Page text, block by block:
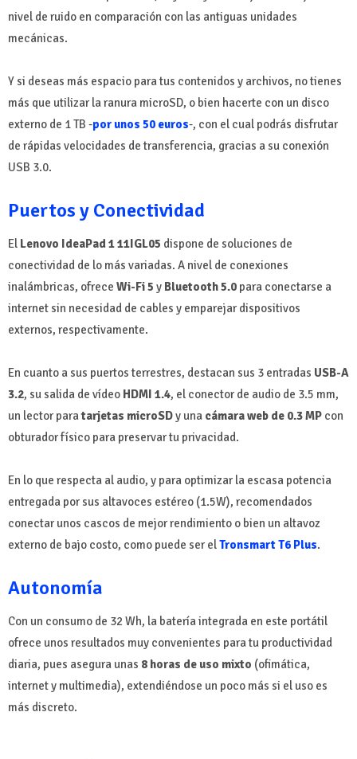
nivel de ruido en comparación con las antiguas unidades
mecánicas.
Y si deseas más espacio para tus contenidos y archivos, no tienes
más que utilizar la ranura microSD, o bien hacerte con un disco
externo de 1 TB -por unos 50 euros-, con el cual podrás disfrutar
de rápidas velocidades de transferencia, gracias a su conexión
USB 3.0.
Puertos y Conectividad
El Lenovo IdeaPad 1 11IGL05 dispone de soluciones de
conectividad de lo más variadas. A nivel de conexiones
inalámbricas, ofrece Wi-Fi 5 y Bluetooth 5.0 para conectarse a
internet sin necesidad de cables y emparejar dispositivos
externos, respectivamente.
En cuanto a sus puertos terrestres, destacan sus 3 entradas USB-A
3.2, su salida de vídeo HDMI 1.4, el conector de audio de 3.5 mm,
un lector paratarjetas microSDy una cámara web de 0.3 MP con
obturador físico para preservar tu privacidad.
En lo que respecta al audio, y para optimizar la escasa potencia
entregada por sus altavoces estéreo (1.5W), recomendados
conectar unos cascos de mejor rendimiento o bien un altavoz
externo de bajo costo, como puede ser elTronsmart T6 Plus.
Autonomía
Con un consumo de 32 Wh, la batería integrada en este portátil
ofrece unos resultados muy convenientes para tu productividad
diaria, pues asegura unas 8 horas de uso mixto (ofimática,
internet y multimedia), extendiéndose un poco más si el uso es
más discreto.